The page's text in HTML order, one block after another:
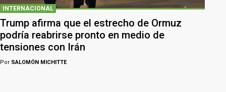
INTERNACIONAL
Trump afirma que el estrecho de Ormuz
podría reabrirse pronto en medio de
tensiones con Irán
Por SALOMÓN MICHITTE